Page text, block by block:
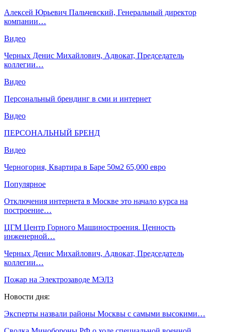
Алексей Юрьевич Пальчевский, Генеральный директор
компании…
Видео
Черных Денис Михайлович, Адвокат, Председатель
коллегии…
Видео
Персональный брендинг в сми и интернет
Видео
ПЕРСОНАЛЬНЫЙ БРЕНД
Видео
Черногория, Квартира в Баре 50м2 65,000 евро
Популярное
Отключения интернета в Москве это начало курса на
построение…
ЦГМ Центр Горного Машиностроения. Ценность
инженерной…
Черных Денис Михайлович, Адвокат, Председатель
коллегии…
Пожар на Электрозаводе МЭЛЗ
Новости дня:
Эксперты назвали районы Москвы с самыми высокими…